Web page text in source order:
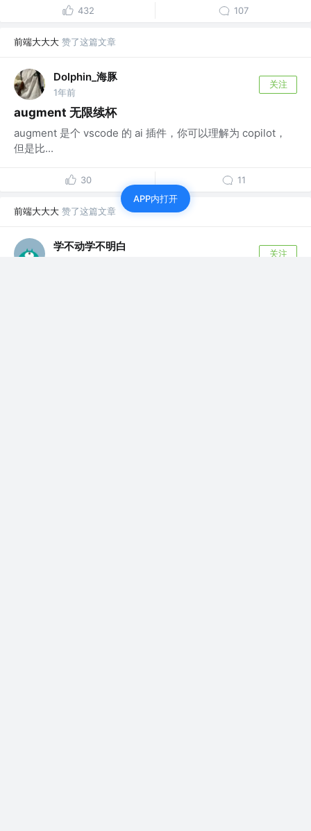
432 107
前端大大大 赞了这篇文章
Dolphin_海豚
1年前
关注
augment 无限续杯
augment 是个 vscode 的 ai 插件，你可以理解为 copilot，
但是比...
30 11
前端大大大 赞了这篇文章
学不动学不明白
关注
APP内打开